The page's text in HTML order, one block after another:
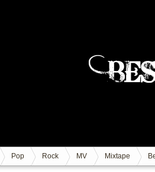
Pop Rock MV Mixtape